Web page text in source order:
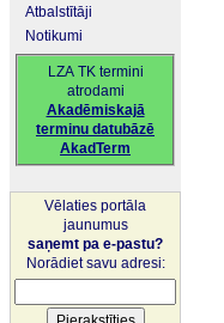
Atbalstītāji
Notikumi
LZA TK termini
atrodami
Akadēmiskajā
terminu datubāzē
AkadTerm
Vēlaties portāla
jaunumus
saņemt pa e-pastu?
Norādiet savu adresi: